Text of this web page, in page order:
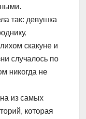
так: девушка
скакуне и
случалось по
никогда не
из самых
которая